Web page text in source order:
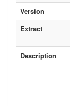
Version
Extract
Description